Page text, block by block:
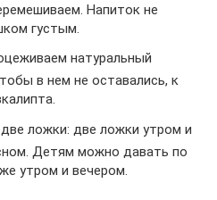
Напиток не
густым.
натуральный
в нем не оставались, к
ложки: две ложки утром и
Детям можно давать по
утром и вечером.